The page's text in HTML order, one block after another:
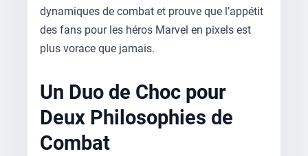
dynamiques de combat et prouve que l’appétit
des fans pour les héros Marvel en pixels est
plus vorace que jamais.
Un Duo de Choc pour
Deux Philosophies de
Combat